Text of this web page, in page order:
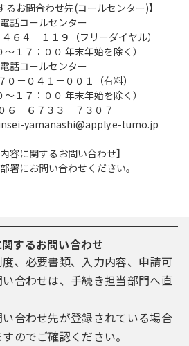
るお問合わせ先(コールセンター)】
話コールセンター
６４－１１９（フリーダイヤル）
１７：００ 年末年始を除く）
話コールセンター
－０４１－００１（有料）
１７：００ 年末年始を除く）
－６７３３－７３０７
yamanashi@apply.e-tumo.jp
容に関するお問い合わせ】
署にお問い合わせください。
するお問い合わせ
、必要書類、入力内容、申請可
合わせは、手続き担当部門へ直
合わせ先が登録されている場合
のでご確認ください。